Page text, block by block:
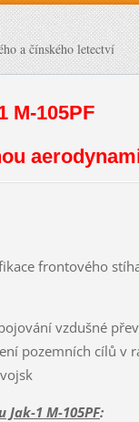
a čínského letectví
M-105PF
frontového
vzdušné
pozemních cílů v
1 M-105PF: